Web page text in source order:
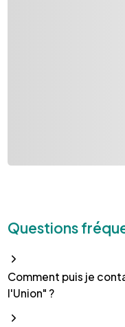
Questions
Comment puis je
l'Union" ?